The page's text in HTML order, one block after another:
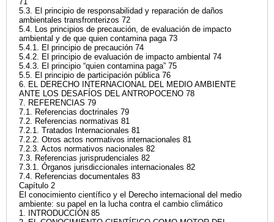
5.3. El principio de responsabilidad y reparación de daños
ambientales transfronterizos 72
5.4. Los principios de precaución, de evaluación de impacto
ambiental y de que quien contamina paga 73
5.4.1. El principio de precaución 74
5.4.2. El principio de evaluación de impacto ambiental 74
5.4.3. El principio “quien contamina paga” 75
5.5. El principio de participación pública 76
6. EL DERECHO INTERNACIONAL DEL MEDIO AMBIENTE
ANTE LOS DESAFÍOS DEL ANTROPOCENO 78
7. REFERENCIAS 79
7.1. Referencias doctrinales 79
7.2. Referencias normativas 81
7.2.1. Tratados Internacionales 81
7.2.2. Otros actos normativos internacionales 81
7.2.3. Actos normativos nacionales 82
7.3. Referencias jurisprudenciales 82
7.3.1. Órganos jurisdiccionales internacionales 82
7.4. Referencias documentales 83
Capítulo 2
El conocimiento científico y el Derecho internacional del medio
ambiente: su papel en la lucha contra el cambio climático
1. INTRODUCCIÓN 85